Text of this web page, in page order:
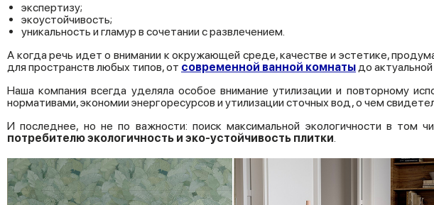
экспертизу;
экоустойчивость;
уникальность и гламур в сочетании с развлечением.
А когда речь идет о внимании к окружающей среде, качестве и эстетике,
для пространств любых типов, от современной ванной комнатыдо актуальной
Наша компания всегда уделяла особое внимание утилизации и повторному
нормативами, экономии энергоресурсов и утилизации сточных вод, о чем
И последнее, но не по важности: поиск максимальной экологичности в том
потребителюэкологичность и эко-устойчивость плитки.